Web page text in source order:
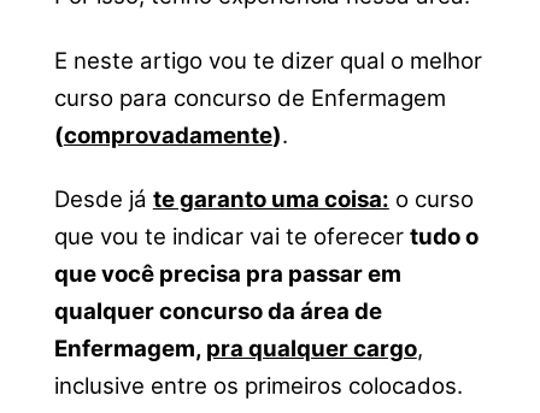
E neste artigo vou te dizer qual o melhor
curso para concurso de Enfermagem
(comprovadamente).
Desde já te garanto uma coisa: o curso
que vou te indicar vai te oferecer tudo o
que você precisa pra passar em
qualquer concurso da área de
Enfermagem, pra qualquer cargo,
inclusive entre os primeiros colocados.